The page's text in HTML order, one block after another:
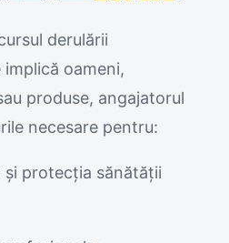
derulării
oameni,
produse, angajatorul
necesare pentru:
şi protecţia sănătăţii